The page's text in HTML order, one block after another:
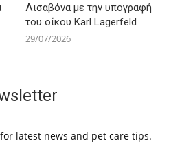
Λισαβόνα με την υπογραφή
του οίκου Karl Lagerfeld
29/07/2026
latest news and pet care tips.